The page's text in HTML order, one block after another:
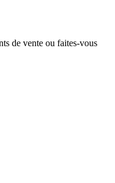
de vente ou faites-vous